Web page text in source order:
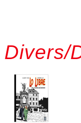
Divers/